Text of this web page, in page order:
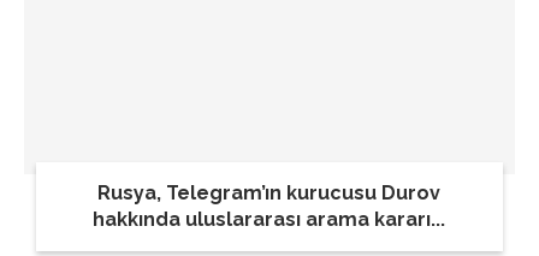
Rusya, Telegram’ın kurucusu Durov
hakkında uluslararası arama kararı...